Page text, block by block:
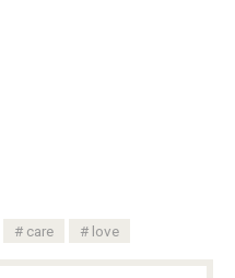
care love